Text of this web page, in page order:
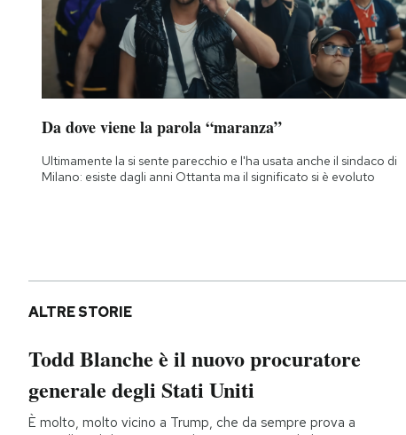
Da dove viene la parola “maranza”
Ultimamente la si sente parecchio e l'ha usata anche il sindaco di
Milano: esiste dagli anni Ottanta ma il significato si è evoluto
ALTRE STORIE
Todd Blanche è il nuovo procuratore
generale degli Stati Uniti
È molto, molto vicino a Trump, che da sempre prova a